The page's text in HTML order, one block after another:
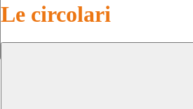
Le circolari